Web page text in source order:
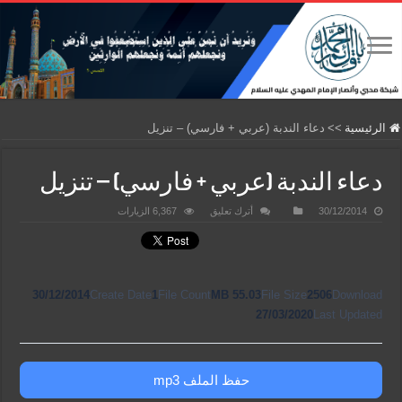
الرئيسية >> دعاء الندبة (عربي + فارسي) – تنزيل
دعاء الندبة (عربي + فارسي) – تنزيل
30/12/2014 أترك تعليق 6,367 الزيارات
Download
2506
File Size
55.03 MB
File Count
1
Create Date
30/12/2014
Last Updated
27/03/2020
حفظ الملف mp3